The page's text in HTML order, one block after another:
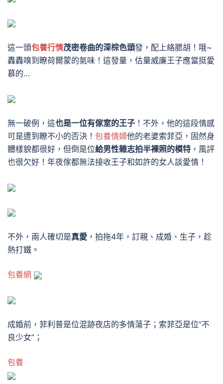
這一頭包養行情茂密卷曲的深棕色頭發，配上絡腮胡！哦~
轟轟嗅到瞭荷爾蒙的氣味！ 這發量，估量威廉王子應當挺愛
慕的…
無一破例，這也是一位有傢室的王子 ！不外，他的這段情感
可是遭到瞭不小的否決！ 包養情婦他的老婆索菲亞，固然身
體樣貌都很好，但倒是位給男性雜志拍半裸照的模特 ，風評
也很欠好！年夜傢都無法接收王子和如許的女人談愛情！
不外，兩人確切是真愛 ，拍拖4年，訂親、成婚、生子，趁
熱打鐵。
包養網
成婚前，菲利普是位混跡夜店的多情蕩子；索菲亞是位”不
良少女”；
包養